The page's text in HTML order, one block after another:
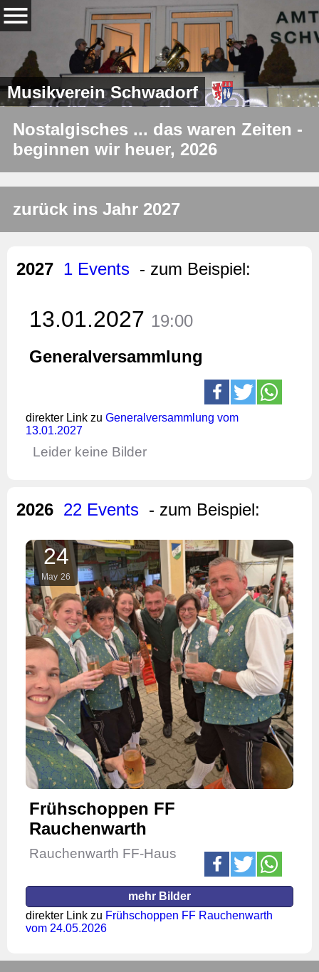
Musikverein Schwadorf
Nostalgisches ... das waren Zeiten -
beginnen wir heuer, 2026
zurück ins Jahr 2027
2027 1 Events - zum Beispiel:
13.01.2027 19:00
Generalversammlung
direkter Link zu Generalversammlung vom
13.01.2027
Leider keine Bilder
2026 22 Events - zum Beispiel:
24
May 26
Frühschoppen FF
Rauchenwarth
Rauchenwarth FF-Haus
mehr Bilder
direkter Link zu Frühschoppen FF Rauchenwarth
vom 24.05.2026